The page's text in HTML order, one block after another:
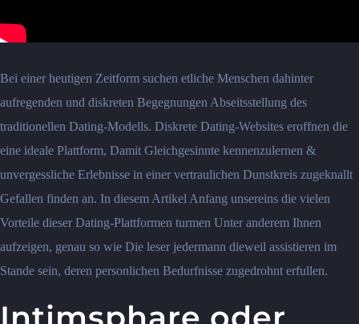
Bei einer heutigen Zeitform suchen etliche Menschen dahinter
aufregenden und diskreten Begegnungen Abseitsstellung des
traditionellen Dating-Modells. Diskrete Dating-Websites eroffnen die
eine ideale Plattform, Damit Gleichgesinnte kennenzulernen &
unvergessliche Erlebnisse in einer vertraulichen Dunstkreis zugeknallt
Gefallen finden an. In diesem Artikel Anfang unsereins die vielen
Vorteile dieser Dating-Plattformen turmen Unter anderem Ihnen
aufzeigen, genau so wie Die leser jedermann dieweil assistieren im
Stande sein, deren personlichen Bedurfnisse zugedrohnt erfullen.